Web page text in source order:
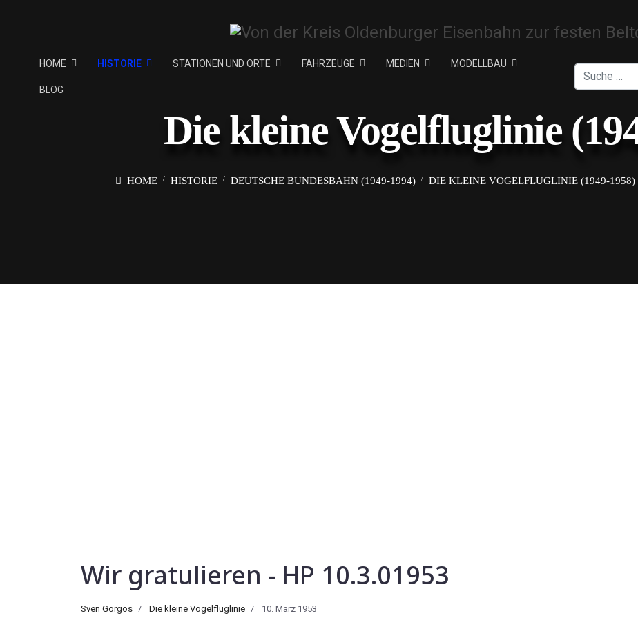
HOME HISTORIE STATIONEN UND ORTE FAHRZEUGE MEDIEN MODELLBAU
BLOG
Suchen
Die kleine Vogelfluglinie
HOME HISTORIE DEUTSCHE BUNDESBAHN (1949-1994) DIE KLEINE VOGELFLUGLINIE (1949-1958)
Wir gratulieren - HP 10.3.01953
Sven Gorgos Die kleine Vogelfluglinie 10. März 1953